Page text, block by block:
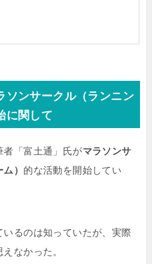
ソンサークル（ランニン
に関して
者「富土通」氏がマラソンサ
） 的な活動を開始してい
るのは知っていたが、実際
なかった。